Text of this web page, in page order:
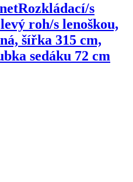
Rozkládací/s
roh/s lenoškou,
šířka 315 cm,
sedáku 72 cm